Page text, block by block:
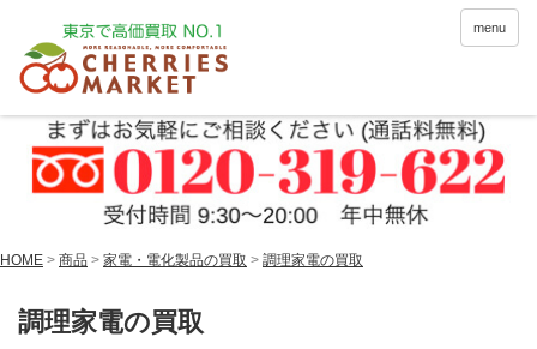
menu
HOME > 商品 > 家電・電化製品の買取 > 調理家電の買取
調理家電の買取